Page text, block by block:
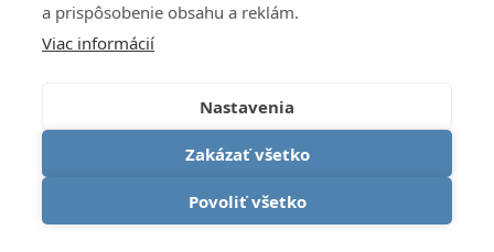
a prispôsobenie obsahu a reklám.
Viac informácií
Nastavenia
Zakázať všetko
Povoliť všetko